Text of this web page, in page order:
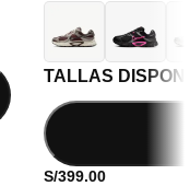
TALLAS
S/399.00